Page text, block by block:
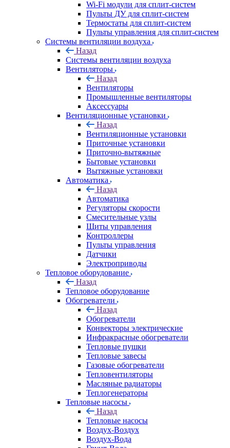
Wi-Fi модули для сплит-систем
Пульты ДУ для сплит-систем
Термостаты для сплит-систем
Пульты управления для сплит-систем
Системы вентиляции воздуха
Назад
Системы вентиляции воздуха
Вентиляторы
Назад
Вентиляторы
Промышленные вентиляторы
Аксессуары
Вентиляционные установки
Назад
Вентиляционные установки
Приточные установки
Приточно-вытяжные
Бытовые установки
Вытяжные установки
Автоматика
Назад
Автоматика
Регуляторы скорости
Смесительные узлы
Щиты управления
Контроллеры
Пульты управления
Датчики
Электроприводы
Тепловое оборудование
Назад
Тепловое оборудование
Обогреватели
Назад
Обогреватели
Конвекторы электрические
Инфракрасные обогреватели
Тепловые пушки
Тепловые завесы
Газовые обогреватели
Тепловентиляторы
Масляные радиаторы
Теплогенераторы
Тепловые насосы
Назад
Тепловые насосы
Воздух-Воздух
Воздух-Вода